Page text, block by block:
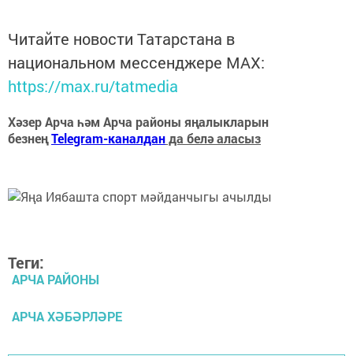
Читайте новости Татарстана в
национальном мессенджере MАХ:
https://max.ru/tatmedia
Хәзер Арча һәм Арча районы яңалыкларын
безнеңTelegram-каналданда белә аласыз
Теги:
АРЧА РАЙОНЫ
АРЧА ХӘБӘРЛӘРЕ